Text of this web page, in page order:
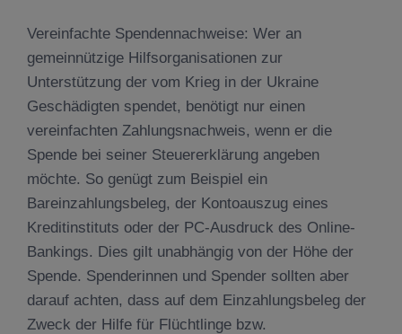
Vereinfachte Spendennachweise: Wer an
gemeinnützige Hilfsorganisationen zur
Unterstützung der vom Krieg in der Ukraine
Geschädigten spendet, benötigt nur einen
vereinfachten Zahlungsnachweis, wenn er die
Spende bei seiner Steuererklärung angeben
möchte. So genügt zum Beispiel ein
Bareinzahlungsbeleg, der Kontoauszug eines
Kreditinstituts oder der PC-Ausdruck des Online-
Bankings. Dies gilt unabhängig von der Höhe der
Spende. Spenderinnen und Spender sollten aber
darauf achten, dass auf dem Einzahlungsbeleg der
Zweck der Hilfe für Flüchtlinge bzw.